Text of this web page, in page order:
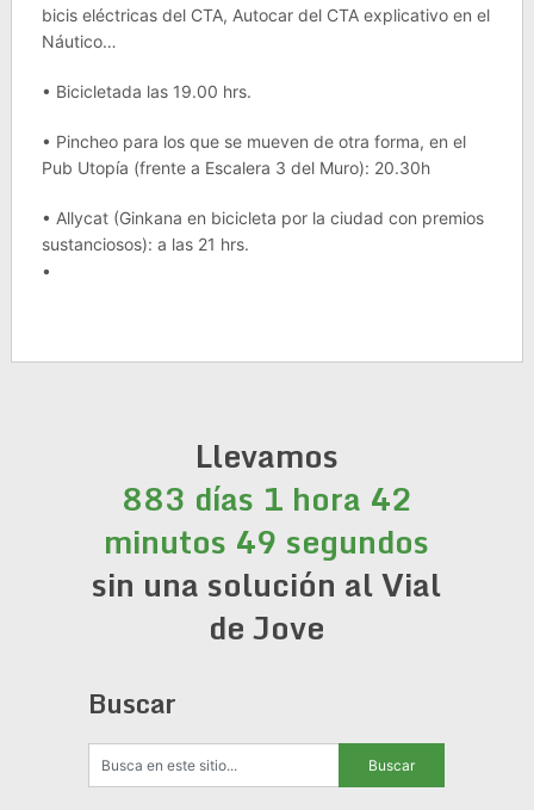
bicis eléctricas del CTA, Autocar del CTA explicativo en el
Náutico…
• Bicicletada las 19.00 hrs.
• Pincheo para los que se mueven de otra forma, en el
Pub Utopía (frente a Escalera 3 del Muro): 20.30h
• Allycat (Ginkana en bicicleta por la ciudad con premios
sustanciosos): a las 21 hrs.
•
Llevamos
883 días 1 hora 42
minutos 50 segundos
sin una solución al Vial
de Jove
Buscar